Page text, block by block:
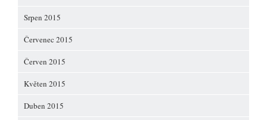
Srpen 2015
Červenec 2015
Červen 2015
Květen 2015
Duben 2015